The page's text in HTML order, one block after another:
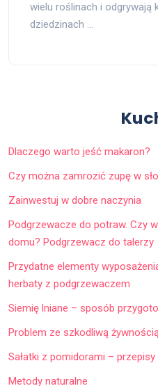
wielu roślinach i odgrywają
dziedzinach …
Dlaczego warto jeść makaron?
Czy można zamrozić zupę w
Zainwestuj w dobre naczynia
Podgrzewacze do potraw. Czy
domu? Podgrzewacz do talerzy
Przydatne elementy
herbaty z podgrzewaczem
Siemię lniane – sposób
Problem ze szkodliwą
Sałatki z pomidorami –
Metody naturalne